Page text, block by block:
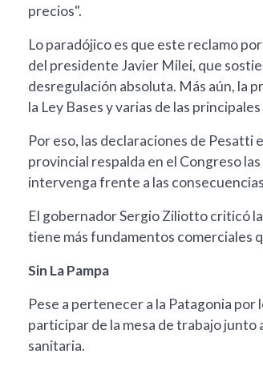
precios".
Lo paradójico es que este reclamo
del presidente Javier Milei, que
desregulación absoluta. Más aún, la
la Ley Bases y varias de las
Por eso, las declaraciones de
provincial respalda en el Congreso
intervenga frente a las
El gobernador Sergio Ziliotto criticó
tiene más fundamentos comerciales
Sin La Pampa
Pese a pertenecer a la Patagonia por
participar de la mesa de trabajo
sanitaria.